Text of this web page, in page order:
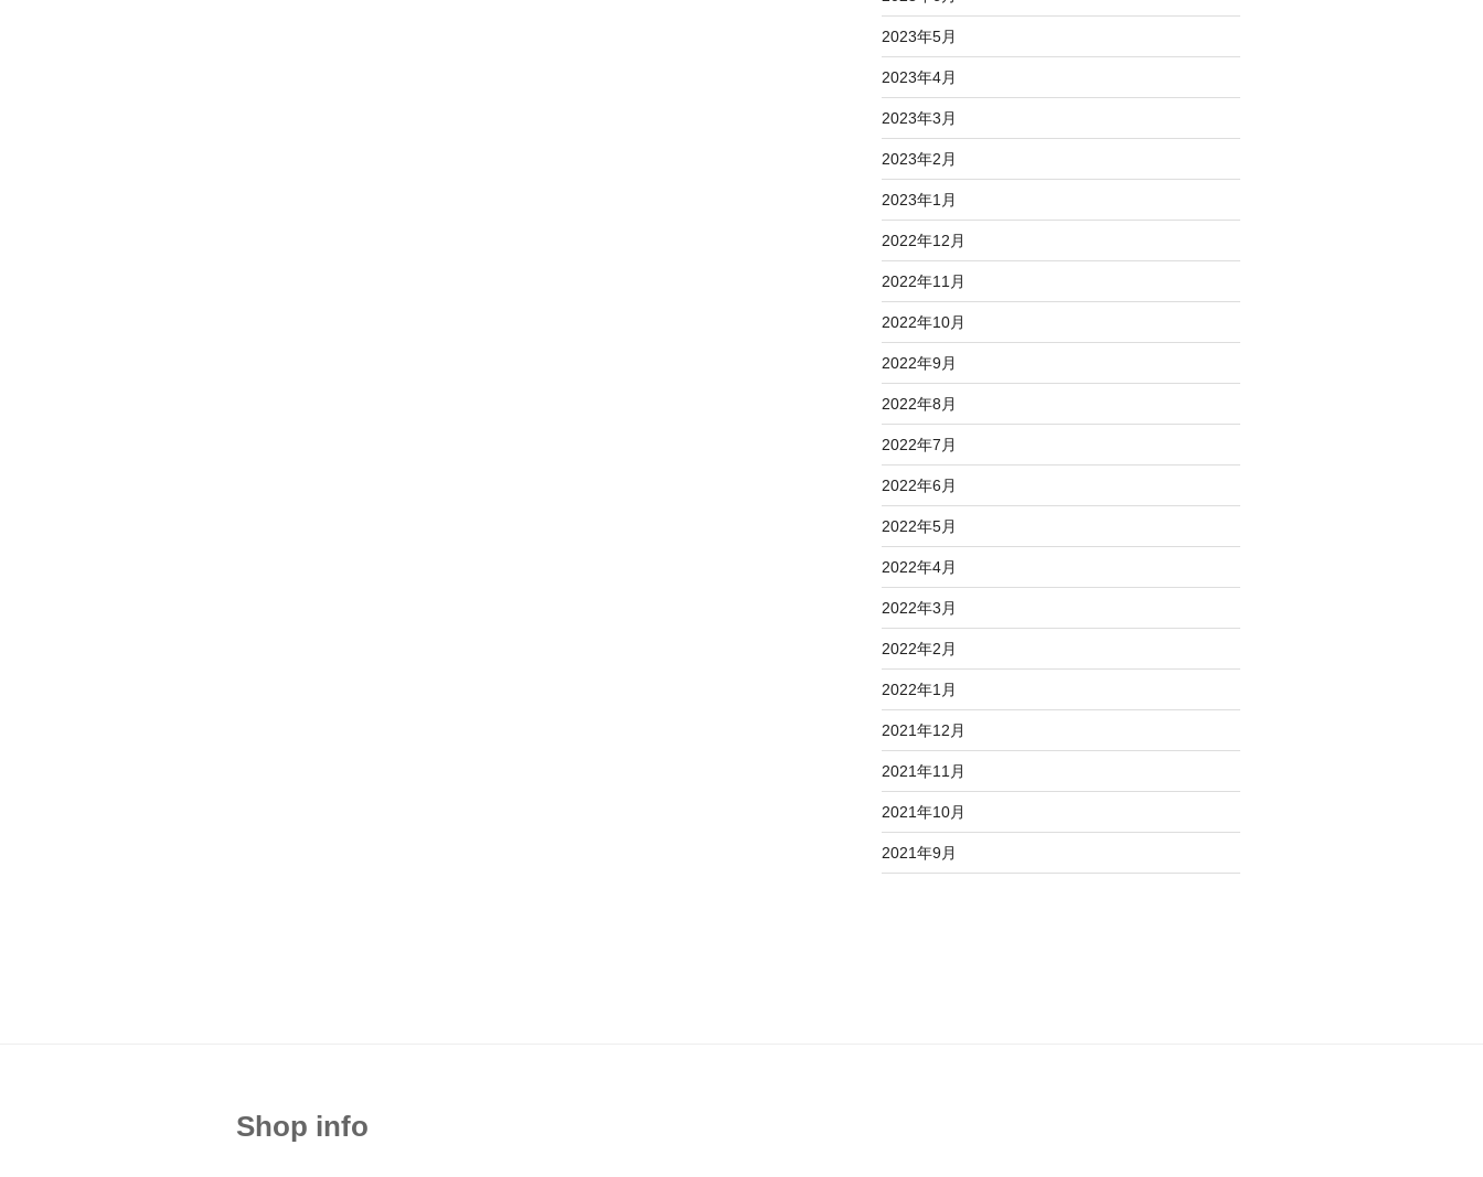
2023年5月
2023年4月
2023年3月
2023年2月
2023年1月
2022年12月
2022年11月
2022年10月
2022年9月
2022年8月
2022年7月
2022年6月
2022年5月
2022年4月
2022年3月
2022年2月
2022年1月
2021年12月
2021年11月
2021年10月
2021年9月
Shop info